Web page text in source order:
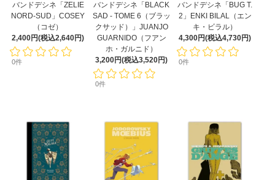
バンドデシネ「ZELIE
NORD-SUD」COSEY
（コゼ）
2,400円(税込2,640円)
0件
バンドデシネ「BLACK
SAD - TOME 6（ブラッ
クサッド）」JUANJO
GUARNIDO（フアン
ホ・ガルニド）
3,200円(税込3,520円)
0件
バンドデシネ「BUG T.
2」ENKI BILAL（エン
キ・ビラル）
4,300円(税込4,730円)
0件